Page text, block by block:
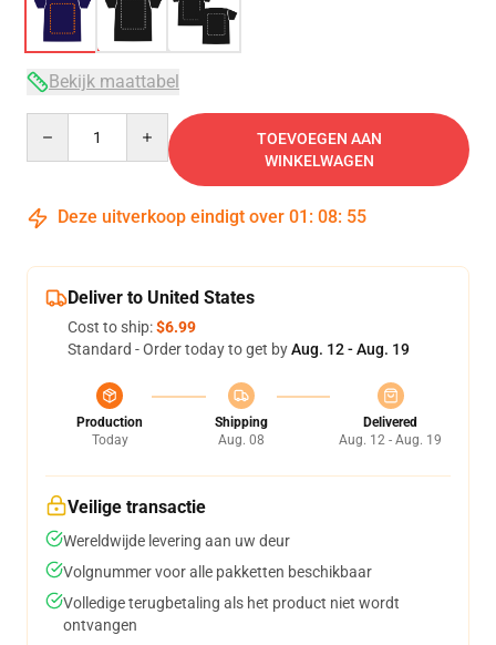
Bekijk maattabel
TOEVOEGEN AAN
WINKELWAGEN
Deze uitverkoop eindigt over 01 : 08: 54
Deliver to United States
Cost to ship:$6.99
Standard - Order today to get byAug. 12 - Aug. 19
Production
Today
Shipping
Aug. 08
Delivered
Aug. 12 - Aug. 19
Veilige transactie
Wereldwijde levering aan uw deur
Volgnummer voor alle pakketten beschikbaar
Volledige terugbetaling als het product niet wordt
ontvangen